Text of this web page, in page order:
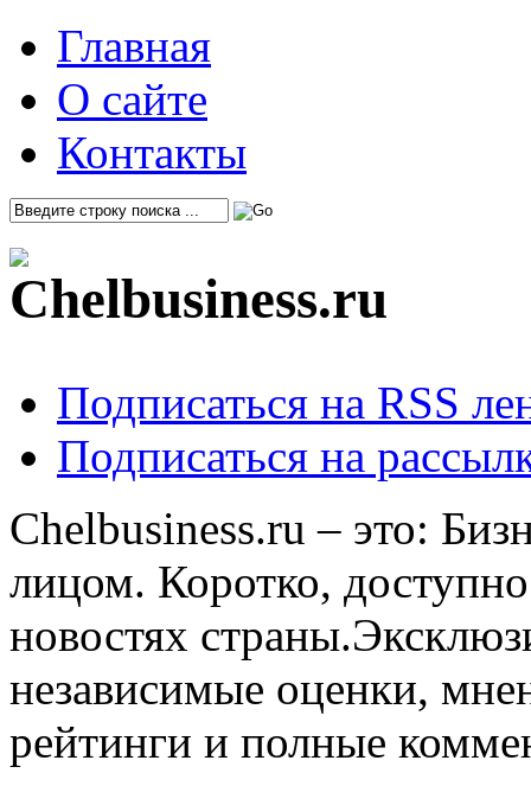
Главная
О сайте
Контакты
Подписаться на RSS
Подписаться на
Chelbusiness.ru – это:
лицом. Коротко,
новостях
независимые оценки,
рейтинги и полные